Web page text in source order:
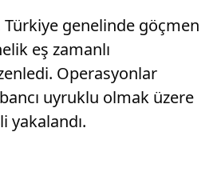
Türkiye genelinde göçmen
eş zamanlı
Operasyonlar
uyruklu olmak üzere
yakalandı.